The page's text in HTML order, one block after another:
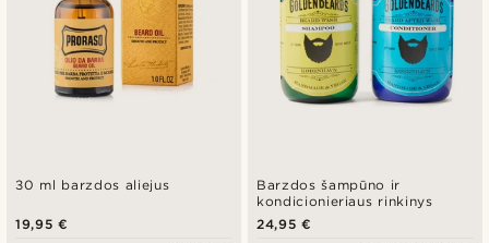
30 ml barzdos aliejus
19,95 €
Barzdos šampūno ir
kondicionieriaus rinkinys
24,95 €